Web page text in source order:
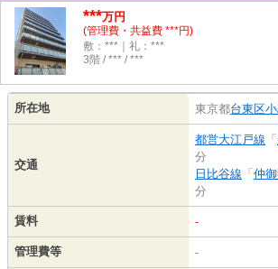
***万円
(管理費・共益費 ***円)
敷：***｜礼：***
3階 / *** / ***
所在地 東京都台東区
交通
都営大江戸線 「
分
日比谷線 「 仲
分
賃料 -
管理費等 -